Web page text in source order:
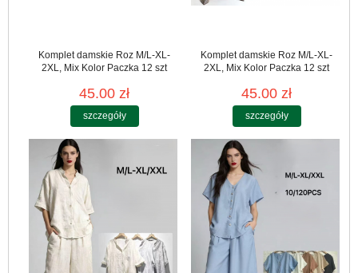
Komplet damskie Roz M/L-XL-
2XL, Mix Kolor Paczka 12 szt
45.00 zł
szczegóły
Komplet damskie Roz M/L-XL-
2XL, Mix Kolor Paczka 12 szt
45.00 zł
szczegóły